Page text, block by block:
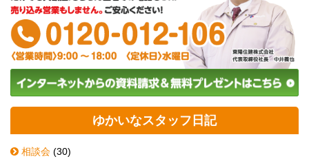
ゆかいなスタッフ日記
相談会 (30)